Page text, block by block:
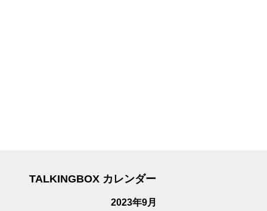
TALKINGBOX カレンダー
2023年9月